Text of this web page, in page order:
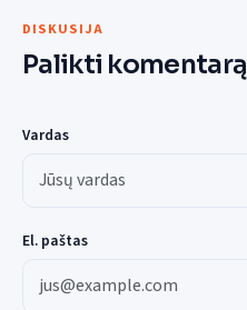
DISKUSIJA
Palikti komentarą
Vardas
El. paštas